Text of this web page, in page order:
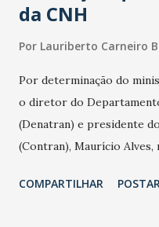
da CNH
Por Lauriberto Carneiro
Por determinação do
o diretor do
(Denatran) e presidente
(Contran), Maurício Alves,
Aperfeiçoamento para
COMPARTILHAR